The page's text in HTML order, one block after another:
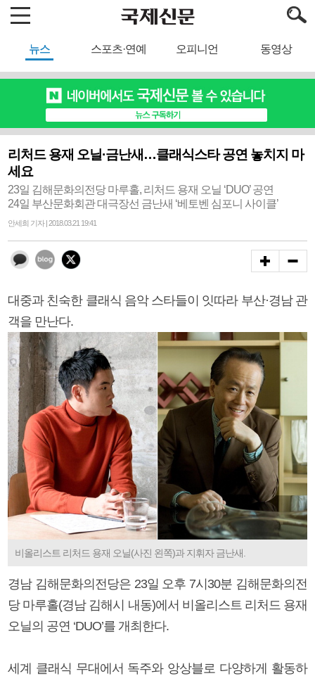
뉴스 스포츠·연예 오피니언 동영상
리처드 용재 오닐·금난새…클래식스타 공연 놓치지 마
세요
23일 김해문화의전당 마루홀, 리처드 용재 오닐 ‘DUO’ 공연
24일 부산문화회관 대극장선 금난새 ‘베토벤 심포니 사이클’
안세희 기자 | 2018.03.21 19:41
대중과 친숙한 클래식 음악 스타들이 잇따라 부산·경남 관
객을 만난다.
비올리스트 리처드 용재 오닐(사진 왼쪽)과 지휘자 금난새.
경남 김해문화의전당은 23일 오후 7시30분 김해문화의전
당 마루홀(경남 김해시 내동)에서 비올리스트 리처드 용재
오닐의 공연 ‘DUO’를 개최한다.
세계 클래식 무대에서 독주와 앙상블로 다양하게 활동하